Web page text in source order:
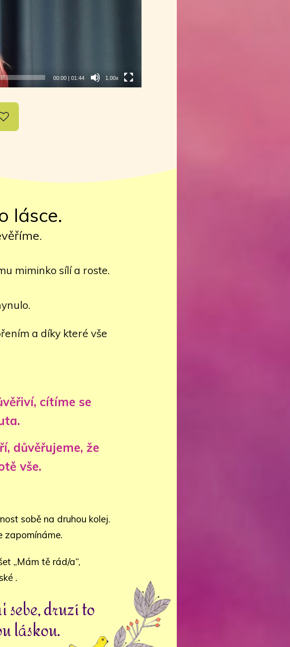
00:00| 01:44 1.00x
lásce.
miminko sílí a roste.
a díky které vše
cítíme se
důvěřujeme, že
vše.
sobě na druhou kolej.
zapomínáme.
„Mám tě rád/a“,
.
sebe, druzí to
láskou.